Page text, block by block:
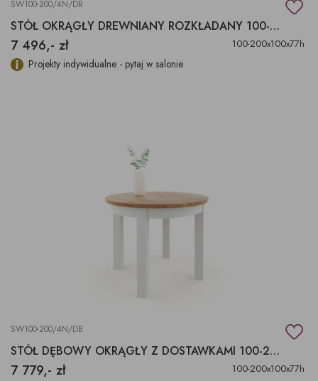
SW100-200/4N/DR
STÓŁ OKRĄGŁY DREWNIANY ROZKŁADANY 100-200X100X77H
7 496,- zł 100-200x100x77h
Projekty indywidualne - pytaj w salonie
SW100-200/4N/DB
STÓŁ DĘBOWY OKRĄGŁY Z DOSTAWKAMI 100-200X100X77H
7 779,- zł 100-200x100x77h